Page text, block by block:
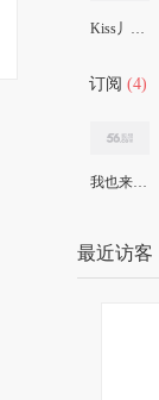
Kiss丿韓寶er
订阅 (4)
我也来了56
最近访客